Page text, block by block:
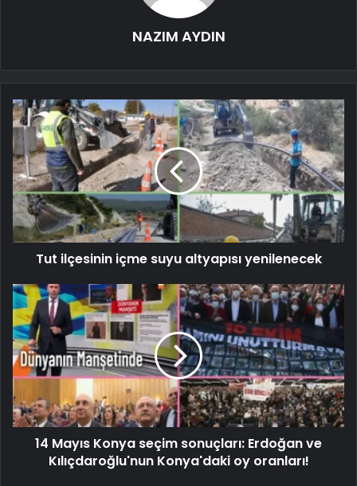
NAZIM AYDIN
Tut ilçesinin içme suyu altyapısı yenilenecek
14 Mayıs Konya seçim sonuçları: Erdoğan ve
Kılıçdaroğlu'nun Konya'daki oy oranları!